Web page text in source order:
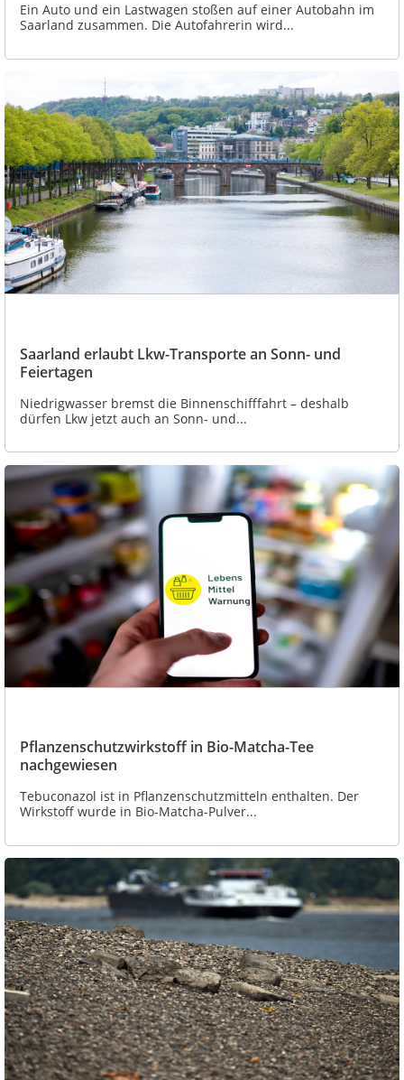
Ein Auto und ein Lastwagen stoßen auf einer Autobahn im
Saarland zusammen. Die Autofahrerin wird...
Saarland erlaubt Lkw-Transporte an Sonn- und
Feiertagen
Niedrigwasser bremst die Binnenschifffahrt – deshalb
dürfen Lkw jetzt auch an Sonn- und...
Pflanzenschutzwirkstoff in Bio-Matcha-Tee
nachgewiesen
Tebuconazol ist in Pflanzenschutzmitteln enthalten. Der
Wirkstoff wurde in Bio-Matcha-Pulver...